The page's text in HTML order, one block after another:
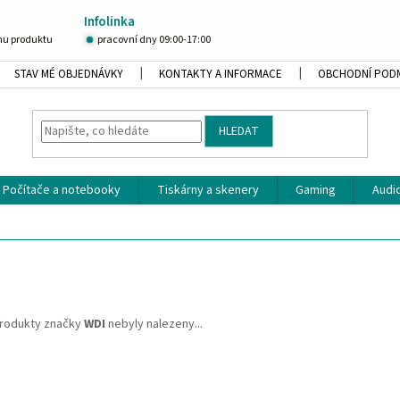
Infolinka
produktu pracovní dny 09:00-17:00
STAV MÉ OBJEDNÁVKY KONTAKTY A INFORMACE OBCHODNÍ
HLEDAT
Počítače a notebooky Tiskárny a skenery Gaming
značkyWDI nebyly nalezeny...